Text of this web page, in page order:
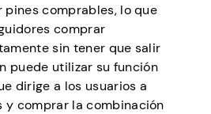
comprables, lo que
comprar
sin tener que salir
puede utilizar su función
dirige a los usuarios a
y comprar la combinación